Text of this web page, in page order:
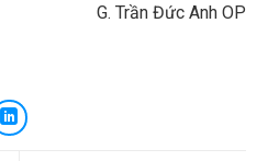
G. Trần Đức Anh OP